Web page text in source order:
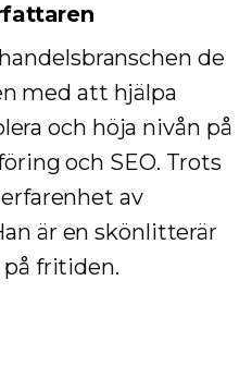
de
med att hjälpa
och höja nivån på
och SEO. Trots
av
är en skönlitterär
fritiden.